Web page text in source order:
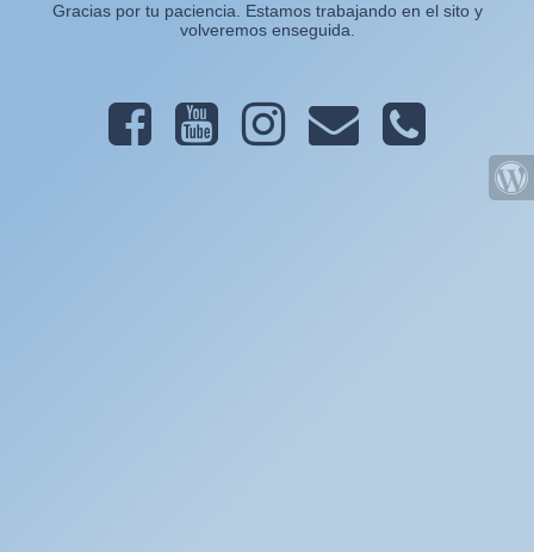
Gracias por tu paciencia. Estamos trabajando en el sito y
volveremos enseguida.